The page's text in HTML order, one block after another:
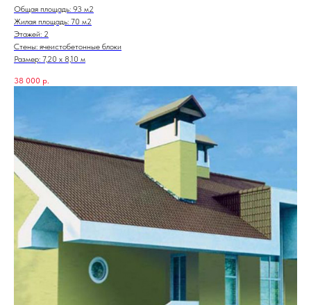
Общая площадь: 93 м2
Жилая площадь: 70 м2
Этажей: 2
Стены: ячеистобетонные блоки
Размер: 7,20 х 8,10 м
38 000 р.